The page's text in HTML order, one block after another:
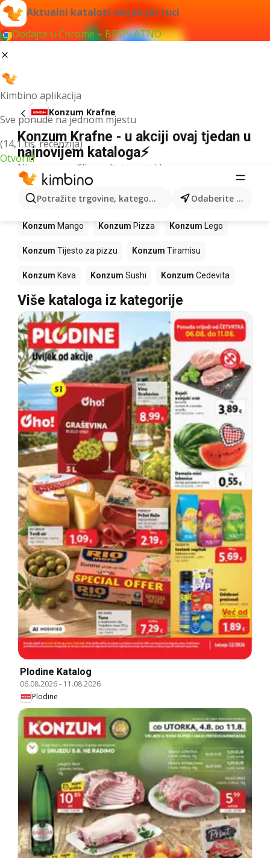
Aktualni katalozi uvijek pri ruci
Dodajte u Chrome – BESPLATNO
Kimbino aplikacija
Sve ponude na jednom mjestu
(14,1 tis. recenzija)
Otvoriti
Potražite trgovine, kategorije, proizvode... Odaberite grad
Konzum Krafne
Konzum Krafne - u akciji ovaj tjedan u
najnovijem kataloga⚡
Nismo pronašli rezultate za taj izraz.
Slijedeći proizvodi u trgovinama
Konzum
Konzum Mango Konzum Pizza Konzum Lego
Konzum Tijesto za pizzu Konzum Tiramisu
Konzum Kava Konzum Sushi Konzum Cedevita
Više kataloga iz kategorije
Plodine Katalog
06.08.2026- 11.08.2026
Plodine